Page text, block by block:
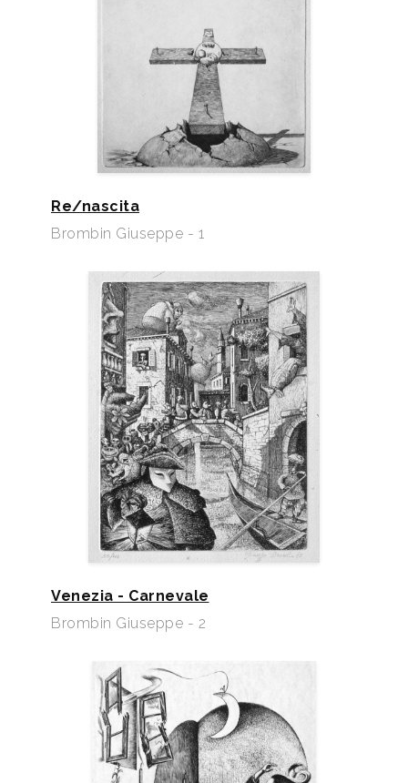
Re/nascita
Brombin Giuseppe - 1
Venezia - Carnevale
Brombin Giuseppe - 2